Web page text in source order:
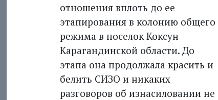
отношения вплоть до ее
этапирования в колонию общего
режима в поселок Коксун
Карагандинской области. До
этапа она продолжала красить и
белить СИЗО и никаких
разговоров об изнасиловании не